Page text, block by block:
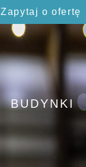
Zapytaj o ofertę
BUDYNKI